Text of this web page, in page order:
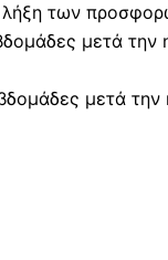
λήξη των
μετά την
μετά την